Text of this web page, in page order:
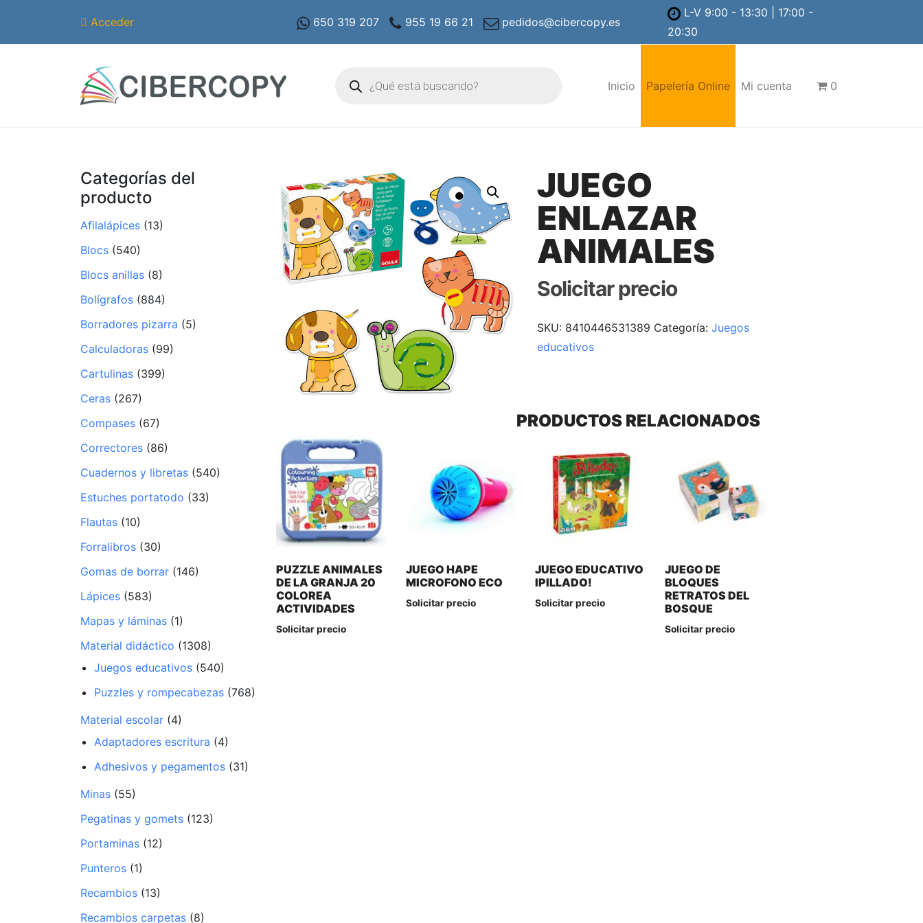
Acceder 650 319 207 955 19 66 21 pedidos@cibercopy.es
L-V 9:00 - 13:30 | 17:00 -
20:30
productos
Inicio Papelería Online Mi cuenta 0
Categorías del
producto
Afilalápices (13)
Blocs (540)
Blocs anillas (8)
Bolígrafos (884)
Borradores pizarra (5)
Calculadoras (99)
Cartulinas (399)
Ceras (267)
Compases (67)
Correctores (86)
Cuadernos y libretas (540)
Estuches portatodo (33)
Flautas (10)
Forralibros (30)
Gomas de borrar (146)
Lápices (583)
Mapas y láminas (1)
Material didáctico (1308)
Juegos educativos (540)
Puzzles y rompecabezas (768)
Material escolar (4)
Adaptadores escritura (4)
Adhesivos y pegamentos (31)
Minas (55)
Pegatinas y gomets (123)
Portaminas (12)
Punteros (1)
Recambios (13)
Recambios carpetas (8)
JUEGO
ENLAZAR
ANIMALES
Solicitar precio
SKU: 8410446531389 Categoría: Juegos
educativos
PRODUCTOS RELACIONADOS
PUZZLE ANIMALES
DE LA GRANJA 20
COLOREA
ACTIVIDADES
Solicitar precio
JUEGO HAPE
MICROFONO ECO
Solicitar precio
JUEGO EDUCATIVO
IPILLADO!
Solicitar precio
JUEGO DE
BLOQUES
RETRATOS DEL
BOSQUE
Solicitar precio